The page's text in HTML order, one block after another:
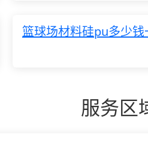
篮球场材料硅pu多少钱
服务区